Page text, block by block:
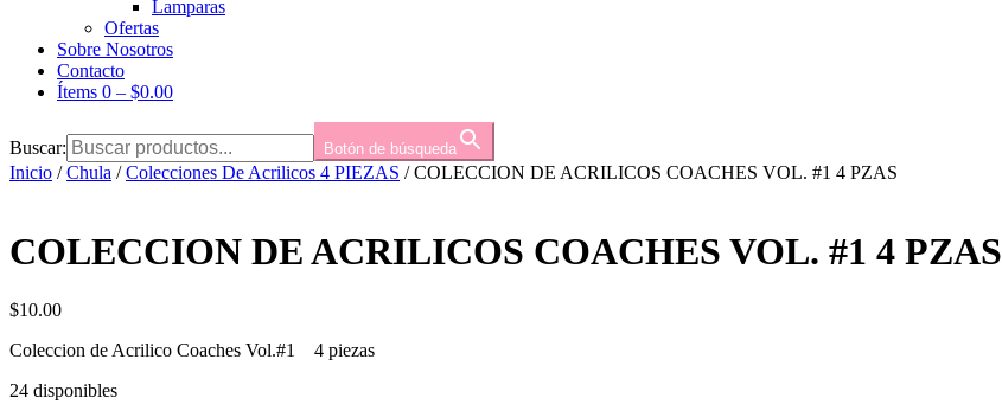
Lamparas
Ofertas
Sobre Nosotros
Contacto
Ítems 0 – $0.00
Buscar: Botón de búsqueda
Inicio /Chula /Colecciones De Acrilicos 4 PIEZAS / COLECCION DE ACRILICOS COACHES VOL. #1 4 PZAS
COLECCION DE ACRILICOS COACHES VOL. #1 4 PZAS
$10.00
Coleccion de Acrilico Coaches Vol.#1 4 piezas
24 disponibles